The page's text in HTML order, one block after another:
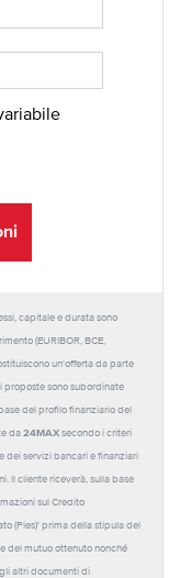
capitale e durata sono
(EURIBOR, BCE,
un'offerta da parte
proposte sono subordinate
del profilo finanziario del
da 24MAX secondo i criteri
dei servizi bancari e finanziari
Il cliente riceverà, sulla base
sul Credito
(Pies)' prima della stipula del
del mutuo ottenuto nonché
altri documenti di